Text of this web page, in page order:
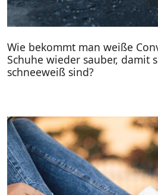
Wie bekommt man weiße
Schuhe wieder sauber, damit
schneeweiß sind?